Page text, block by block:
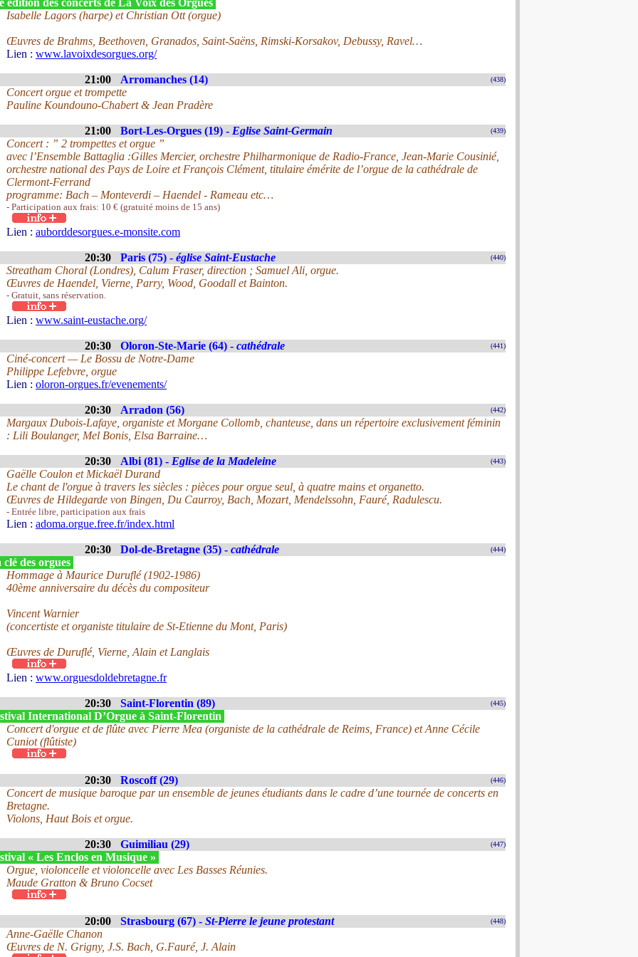
édition des concerts de La Voix des Orgues
Isabelle Lagors (harpe) et Christian Ott (orgue)
Œuvres de Brahms, Beethoven, Granados, Saint-Saëns, Rimski-Korsakov, Debussy, Ravel…
Lien : www.lavoixdesorgues.org/
21:00 Arromanches (14) (438)
Concert orgue et trompette
Pauline Koundouno-Chabert & Jean Pradère
21:00 Bort-Les-Orgues (19) - Eglise Saint-Germain (439)
Concert : ” 2 trompettes et orgue ”
avec l’Ensemble Battaglia :Gilles Mercier, orchestre Philharmonique de Radio-France, Jean-Marie Cousinié,
orchestre national des Pays de Loire et François Clément, titulaire émérite de l’orgue de la cathédrale de
Clermont-Ferrand
programme: Bach – Monteverdi – Haendel - Rameau etc…
- Participation aux frais: 10 € (gratuité moins de 15 ans)
Lien : auborddesorgues.e-monsite.com
20:30 Paris (75) - église Saint-Eustache (440)
Streatham Choral (Londres), Calum Fraser, direction ; Samuel Ali, orgue.
Œuvres de Haendel, Vierne, Parry, Wood, Goodall et Bainton.
- Gratuit, sans réservation.
Lien : www.saint-eustache.org/
20:30 Oloron-Ste-Marie (64) - cathédrale (441)
Ciné-concert — Le Bossu de Notre-Dame
Philippe Lefebvre, orgue
Lien : oloron-orgues.fr/evenements/
20:30 Arradon (56) (442)
Margaux Dubois-Lafaye, organiste et Morgane Collomb, chanteuse, dans un répertoire exclusivement féminin
: Lili Boulanger, Mel Bonis, Elsa Barraine…
20:30 Albi (81) - Eglise de la Madeleine (443)
Gaëlle Coulon et Mickaël Durand
Le chant de l'orgue à travers les siècles : pièces pour orgue seul, à quatre mains et organetto.
Œuvres de Hildegarde von Bingen, Du Caurroy, Bach, Mozart, Mendelssohn, Fauré, Radulescu.
- Entrée libre, participation aux frais
Lien : adoma.orgue.free.fr/index.html
20:30 Dol-de-Bretagne (35) - cathédrale (444)
des orgues
Hommage à Maurice Duruflé (1902-1986)
40ème anniversaire du décès du compositeur
Vincent Warnier
(concertiste et organiste titulaire de St-Etienne du Mont, Paris)
Œuvres de Duruflé, Vierne, Alain et Langlais
Lien : www.orguesdoldebretagne.fr
20:30 Saint-Florentin (89) (445)
International D’Orgue à Saint-Florentin
Concert d'orgue et de flûte avec Pierre Mea (organiste de la cathédrale de Reims, France) et Anne Cécile
Cuniot (flûtiste)
20:30 Roscoff (29) (446)
Concert de musique baroque par un ensemble de jeunes étudiants dans le cadre d’une tournée de concerts en
Bretagne.
Violons, Haut Bois et orgue.
20:30 Guimiliau (29) (447)
« Les Enclos en Musique »
Orgue, violoncelle et violoncelle avec Les Basses Réunies.
Maude Gratton & Bruno Cocset
20:00 Strasbourg (67) - St-Pierre le jeune protestant (448)
Anne-Gaëlle Chanon
Œuvres de N. Grigny, J.S. Bach, G.Fauré, J. Alain